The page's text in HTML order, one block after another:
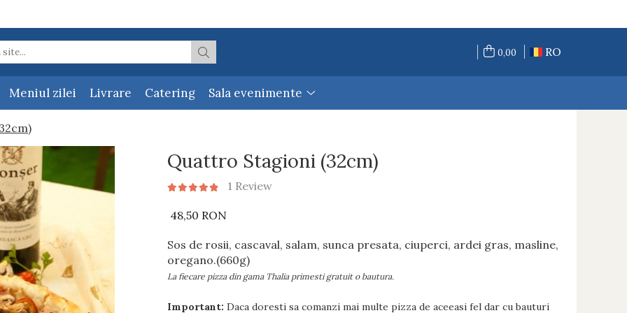
0,00 RO
Meniul zilei Livrare Catering Sala evenimente
Quattro Stagioni (32cm)
1 Review
48,50 RON
Sos de rosii, cascaval, salam, sunca presata, ciuperci, ardei gras, masline,
oregano.(660g)
La fiecare pizza din gama Thalia primesti gratuit o bautura.
Important: Daca doresti sa comanzi mai multe pizza de aceeasi fel dar cu bauturi